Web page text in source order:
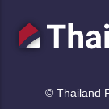
© Thailand